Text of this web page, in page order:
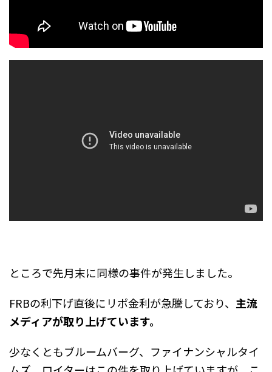
ところで先月末に同様の事件が発生しました。
FRBの利下げ直後にリポ金利が急騰しており、 主流
メディアが取り上げています。
少なくともブルームバーグ、ファイナンシャルタイ